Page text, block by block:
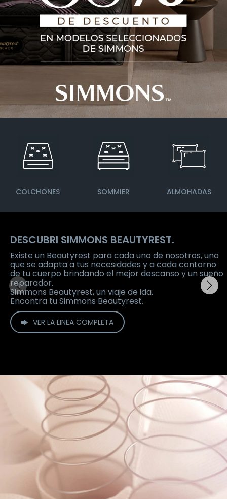
COLCHONES SOMMIER ALMOHADAS
DESCUBRI SIMMONS BEAUTYREST.
Existe un Beautyrest para cada uno de nosotros, uno
que se adapta a tus necesidades y a cada contorno
de tu cuerpo brindando el mejor descanso y un sueño
reparador.
Simmons Beautyrest, un viaje de ida.
Encontra tu Simmons Beautyrest.
VER LA LINEA COMPLETA